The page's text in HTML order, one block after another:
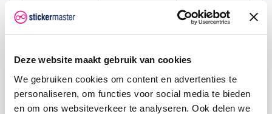
Deze website maakt gebruik van cookies
We gebruiken cookies om content en advertenties te
personaliseren, om functies voor social media te bieden
en om ons websiteverkeer te analyseren. Ook delen we
€ 0,30
100 € 0,28 € 22,50
200 € 0,25 € 50,00